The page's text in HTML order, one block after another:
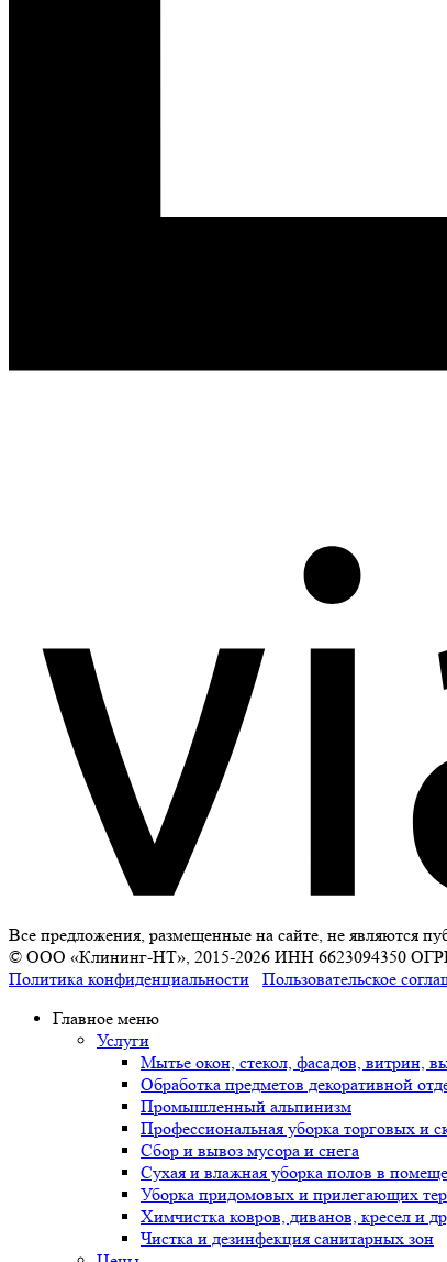
Все предложения, размещенные на сайте, не являются
© ООО «Клининг-НТ», 2015-2026 ИНН 6623094350
Политика конфиденциальности
Пользовательское
Главное меню
Услуги
Мытье окон, стекол, фасадов, витрин,
Обработка предметов декоративной
Промышленный альпинизм
Профессиональная уборка торговых и
Сбор и вывоз мусора и снега
Сухая и влажная уборка полов в
Уборка придомовых и прилегающих
Химчистка ковров, диванов, кресел и
Чистка и дезинфекция санитарных зон